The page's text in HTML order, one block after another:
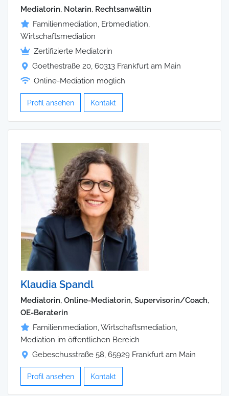
Mediatorin, Notarin, Rechtsanwältin
Familienmediation, Erbmediation,
Wirtschaftsmediation
Zertifizierte Mediatorin
Goethestraße 20, 60313 Frankfurt am Main
Online-Mediation möglich
Profil ansehen Kontakt
Klaudia Spandl
Mediatorin, Online-Mediatorin, Supervisorin/Coach,
OE-Beraterin
Familienmediation, Wirtschaftsmediation,
Mediation im öffentlichen Bereich
Gebeschusstraße 58, 65929 Frankfurt am Main
Profil ansehen Kontakt